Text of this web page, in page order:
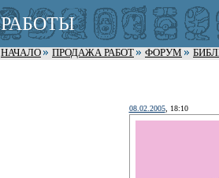
РАБОТЫ
НАЧАЛО ПРОДАЖА РАБОТ ФОРУМ
08.02.2005, 18:10